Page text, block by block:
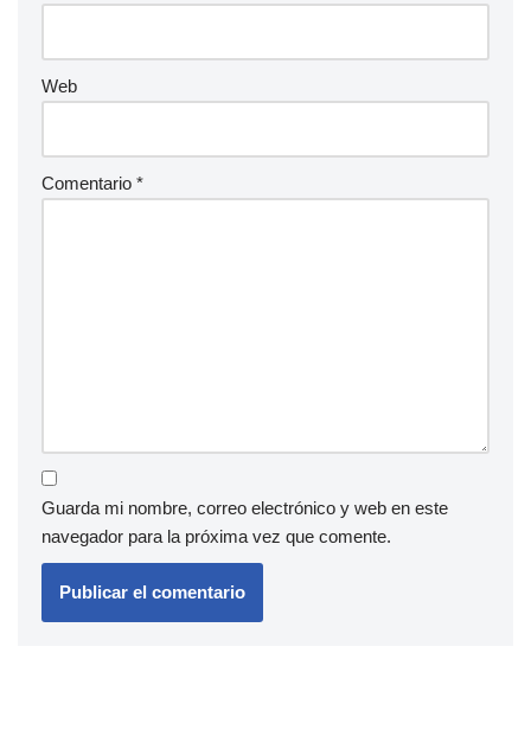
Web
Comentario *
Guarda mi nombre, correo electrónico y web en este
navegador para la próxima vez que comente.